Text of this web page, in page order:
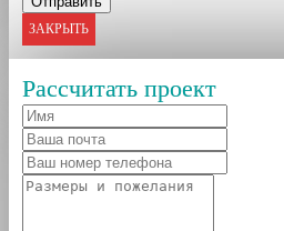
ЗАКРЫТЬ
Рассчитать проект